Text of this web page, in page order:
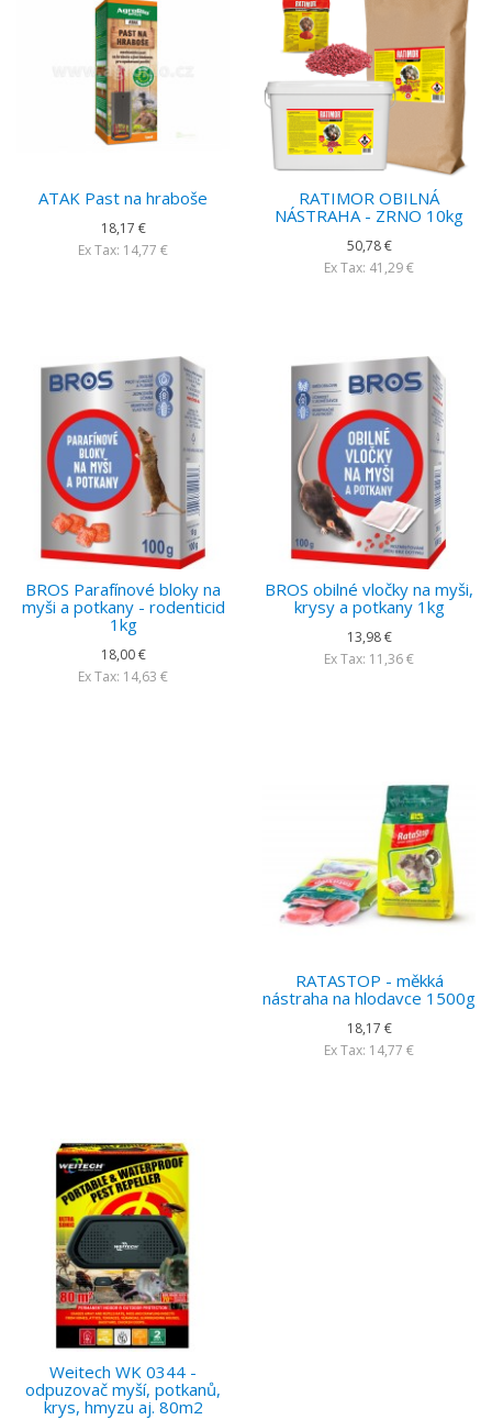
ATAK Past na hraboše
18,17 €
Ex Tax: 14,77 €
RATIMOR OBILNÁ
NÁSTRAHA - ZRNO 10kg
50,78 €
Ex Tax: 41,29 €
BROS Parafínové bloky na
myši a potkany - rodenticid
1kg
18,00 €
Ex Tax: 14,63 €
BROS obilné vločky na myši,
krysy a potkany 1kg
13,98 €
Ex Tax: 11,36 €
RATASTOP - měkká
nástraha na hlodavce 1500g
18,17 €
Ex Tax: 14,77 €
Weitech WK 0344 -
odpuzovač myší, potkanů,
krys, hmyzu aj. 80m2